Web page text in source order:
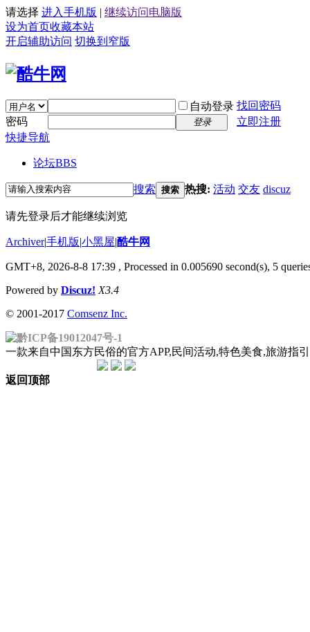
请选择 进入手机版 | 继续访问电脑版
设为首页收藏本站
开启辅助访问 切换到窄版
自动登录 找回密码
密码
登录
立即注册
快捷导航
论坛BBS
搜索 搜索 热搜: 活动 交友 discuz
请先登录后才能继续浏览
Archiver|手机版|小黑屋|酷牛网
GMT+8, 2026-8-8 17:39 , Processed in 0.005690 second(s), 5
Powered by Discuz! X3.4
© 2001-2017 Comsenz Inc.
黔ICP备19012047号-1
一款来自中国东方民俗的官方APP,民间活动,特色美食,旅游
返回顶部